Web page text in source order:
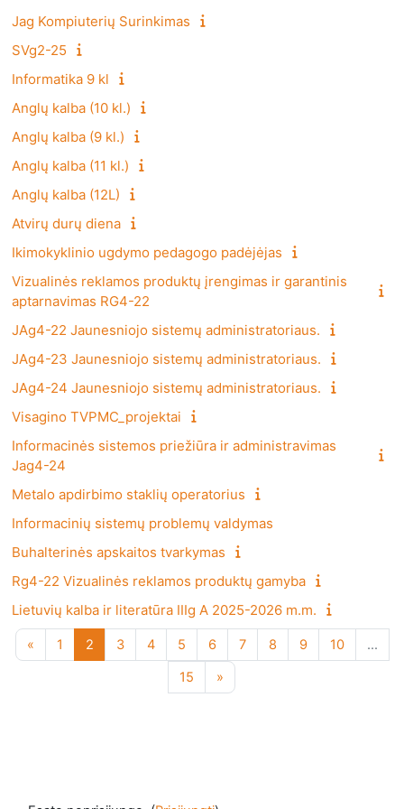
Jag Kompiuterių Surinkimas
SVg2-25
Informatika 9 kl
Anglų kalba (10 kl.)
Anglų kalba (9 kl.)
Anglų kalba (11 kl.)
Anglų kalba (12L)
Atvirų durų diena
Ikimokyklinio ugdymo pedagogo padėjėjas
Vizualinės reklamos produktų įrengimas ir garantinis
aptarnavimas RG4-22
JAg4-22 Jaunesniojo sistemų administratoriaus.
JAg4-23 Jaunesniojo sistemų administratoriaus.
JAg4-24 Jaunesniojo sistemų administratoriaus.
Visagino TVPMC_projektai
Informacinės sistemos priežiūra ir administravimas
Jag4-24
Metalo apdirbimo staklių operatorius
Informacinių sistemų problemų valdymas
Buhalterinės apskaitos tvarkymas
Rg4-22 Vizualinės reklamos produktų gamyba
Lietuvių kalba ir literatūra IIIg A 2025-2026 m.m.
«Ankstesnis puslapis
1 1 puslapis
22 puslapis
33 puslapis
44 puslapis
55 puslapis
66 puslapis
77 puslapis
88 puslapis
99 puslapis
1010 …
15 15 puslapis
»